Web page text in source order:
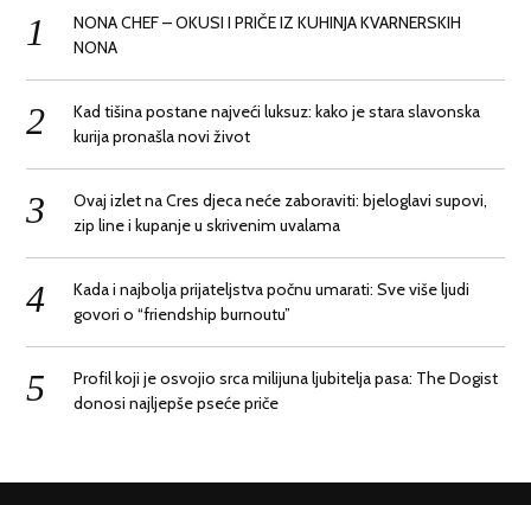
NONA CHEF – OKUSI I PRIČE IZ KUHINJA KVARNERSKIH
NONA
Kad tišina postane najveći luksuz: kako je stara slavonska
kurija pronašla novi život
Ovaj izlet na Cres djeca neće zaboraviti: bjeloglavi supovi,
zip line i kupanje u skrivenim uvalama
Kada i najbolja prijateljstva počnu umarati: Sve više ljudi
govori o “friendship burnoutu”
Profil koji je osvojio srca milijuna ljubitelja pasa: The Dogist
donosi najljepše pseće priče